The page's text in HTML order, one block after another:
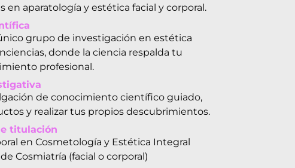
en aparatología y estética facial y corporal.
grupo de investigación en estética
donde la ciencia respalda tu
profesional.
de conocimiento científico guiado,
y realizar tus propios descubrimientos.
titulación
en Cosmetología y Estética Integral
Cosmiatría (facial o corporal)